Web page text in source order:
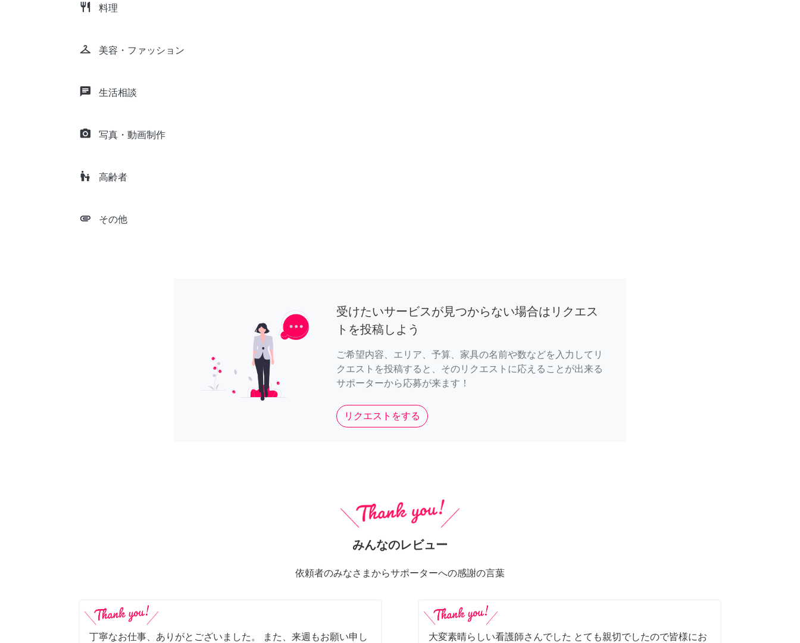
restaurant 料理
checkroom 美容・ファッション
chat 生活相談
camera_alt 写真・動画制作
escalator_warning 高齢者
attachment その他
受けたいサービスが見つからない場合はリクエス
トを投稿しよう
ご希望内容、エリア、予算、家具の名前や数などを入力してリ
クエストを投稿すると、そのリクエストに応えることが出来る
サポーターから応募が来ます！
リクエストをする
みんなのレビュー
依頼者のみなさまからサポーターへの感謝の言葉
丁寧なお仕事、ありがとございました。 また、来週もお願い申し
大変素晴らしい看護師さんでした とても親切でしたので皆様にお